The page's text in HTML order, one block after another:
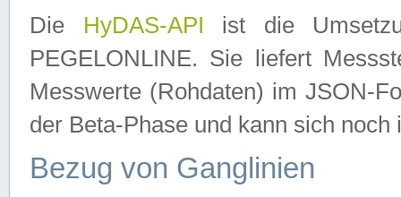
Die HyDAS-API ist die
PEGELONLINE. Sie liefert
Messwerte (Rohdaten) im JSON-
der Beta-Phase und kann sich noch
Bezug von Ganglinien